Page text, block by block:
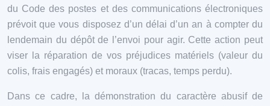
du Code des postes et des communications électroniques
prévoit que vous disposez d’un délai d’un an à compter du
lendemain du dépôt de l’envoi pour agir. Cette action peut
viser la réparation de vos préjudices matériels (valeur du
colis, frais engagés) et moraux (tracas, temps perdu).
Dans ce cadre, la démonstration du caractère abusif de